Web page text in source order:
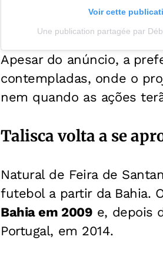
Voir cette
Une publication partagée par
Apesar do anúncio, a
contempladas, onde o
nem quando as ações
Talisca volta a se
Natural de Feira de
futebol a partir da Bahia.
Bahia em 2009 e, depois
Portugal, em 2014.